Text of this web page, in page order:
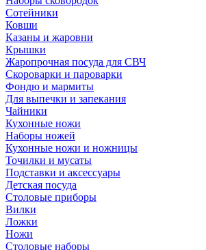
Сотейники
Ковши
Казаны и жаровни
Крышки
Жаропрочная посуда для СВЧ
Скороварки и пароварки
Фондю и мармиты
Для выпечки и запекания
Чайники
Кухонные ножи
Наборы ножей
Кухонные ножи и ножницы
Точилки и мусаты
Подставки и аксессуары
Детская посуда
Столовые приборы
Вилки
Ложки
Ножи
Столовые наборы